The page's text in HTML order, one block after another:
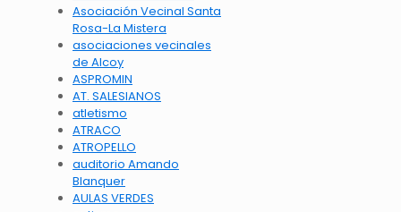
Asociación Vecinal Santa
Rosa-La Mistera
asociaciones vecinales
de Alcoy
ASPROMIN
AT. SALESIANOS
atletismo
ATRACO
ATROPELLO
auditorio Amando
Blanquer
AULAS VERDES